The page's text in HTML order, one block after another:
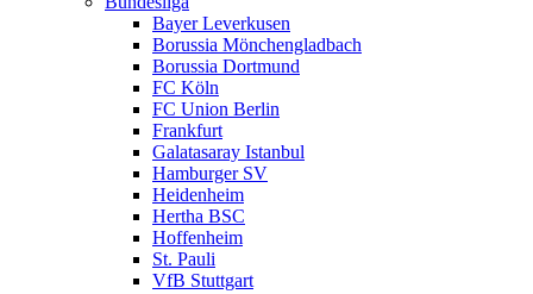
Bayer Leverkusen
Borussia Mönchengladbach
Borussia Dortmund
FC Köln
FC Union Berlin
Frankfurt
Galatasaray Istanbul
Hamburger SV
Heidenheim
Hertha BSC
Hoffenheim
St. Pauli
VfB Stuttgart